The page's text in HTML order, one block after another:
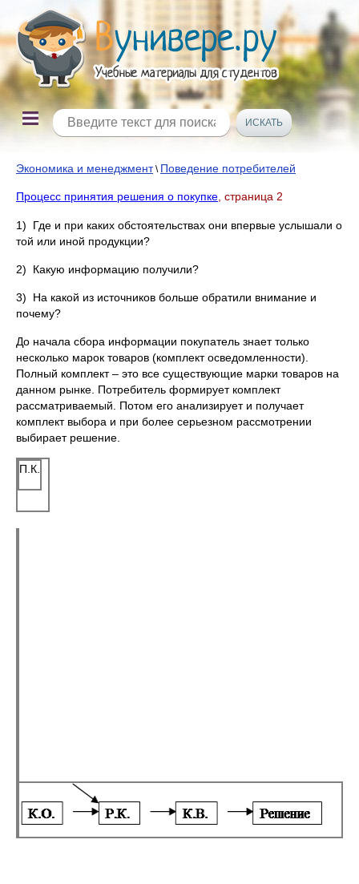
Экономика и менеджмент\ Поведение потребителей
Процесс принятия решения о покупке , страница 2
1) Где и при каких обстоятельствах они впервые услышали о
той или иной продукции?
2) Какую информацию получили?
3) На какой из источников больше обратили внимание и
почему?
До начала сбора информации покупатель знает только
несколько марок товаров (комплект осведомленности).
Полный комплект – это все существующие марки товаров на
данном рынке. Потребитель формирует комплект
рассматриваемый. Потом его анализирует и получает
комплект выбора и при более серьезном рассмотрении
выбирает решение.
П.К.